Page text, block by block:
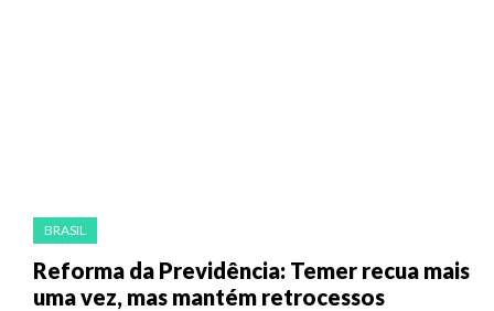
BRASIL
Reforma da Previdência: Temer recua mais
uma vez, mas mantém retrocessos